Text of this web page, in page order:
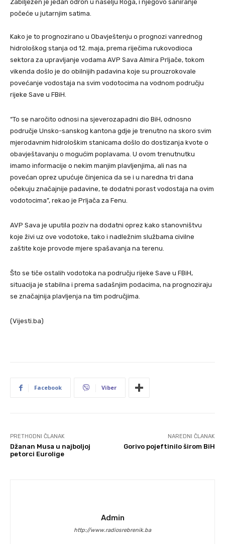
Zabilježen je jedan odron u naselju Roga, i njegovo saniranje
počeće u jutarnjim satima.
Kako je to prognozirano u Obavještenju o prognozi vanrednog
hidrološkog stanja od 12. maja, prema riječima rukovodioca
sektora za upravljanje vodama AVP Sava Almira Prljače, tokom
vikenda došlo je do obilnijih padavina koje su prouzrokovale
povećanje vodostaja na svim vodotocima na vodnom području
rijeke Save u FBiH.
“To se naročito odnosi na sjeverozapadni dio BiH, odnosno
područje Unsko-sanskog kantona gdje je trenutno na skoro svim
mjerodavnim hidrološkim stanicama došlo do dostizanja kvote o
obavještavanju o mogućim poplavama. U ovom trenutnutku
imamo informacije o nekim manjim plavljenjima, ali nas na
povećan oprez upućuje činjenica da se i u naredna tri dana
očekuju značajnije padavine, te dodatni porast vodostaja na ovim
vodotocima”, rekao je Prljača za Fenu.
AVP Sava je uputila poziv na dodatni oprez kako stanovništvu
koje živi uz ove vodotoke, tako i nadležnim službama civilne
zaštite koje provode mjere spašavanja na terenu.
Što se tiče ostalih vodotoka na području rijeke Save u FBiH,
situacija je stabilna i prema sadašnjim podacima, na prognoziraju
se značajnija plavljenja na tim područjima.
(Vijesti.ba)
Facebook Viber
PRETHODNI ČLANAK
Džanan Musa u najboljoj
petorci Eurolige
NAREDNI ČLANAK
Gorivo pojeftinilo širom BiH
Admin
http://www.radiosrebrenik.ba